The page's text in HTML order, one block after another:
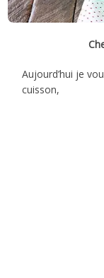
Aujourd’hui je
cuisson,